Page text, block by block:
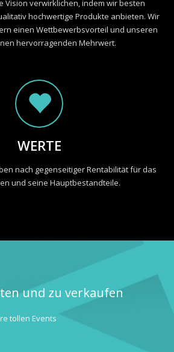
Vision verwirklichen, indem wir besten
hochwertige Produkte anbieten. Wir
einen Wettbewerbsvorteil und unseren
hervorragenden Mehrwert.
WERTE
nach gegenseitiger Rentabilität für das
und seine Hauptbestandteile.
und zu verkaufen
tollen Events